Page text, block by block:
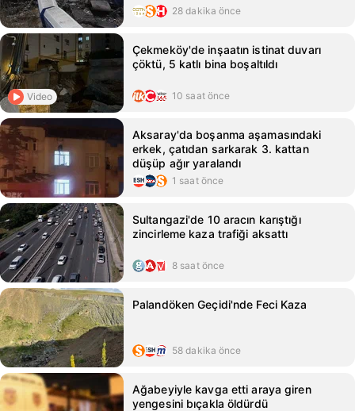
28 dakika önce
Video
Çekmeköy'de inşaatın istinat duvarı
çöktü, 5 katlı bina boşaltıldı
10 saat önce
Aksaray'da boşanma aşamasındaki
erkek, çatıdan sarkarak 3. kattan
düşüp ağır yaralandı
1 saat önce
Sultangazi'de 10 aracın karıştığı
zincirleme kaza trafiği aksattı
8 saat önce
Palandöken Geçidi'nde Feci Kaza
58 dakika önce
Ağabeyiyle kavga etti araya giren
yengesini bıçakla öldürdü